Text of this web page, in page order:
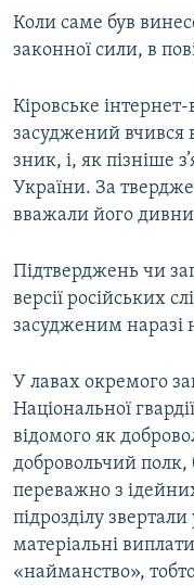
Коли саме був
законної сили, в
Кіровське
засуджений вчився
зник, і, як пізніше
України. За
вважали його
Підтверджень чи
версії російських
засудженим наразі
У лавах окремого
Національної
відомого як
добровольчий полк,
переважно з
підрозділу
матеріальні
«найманство»,